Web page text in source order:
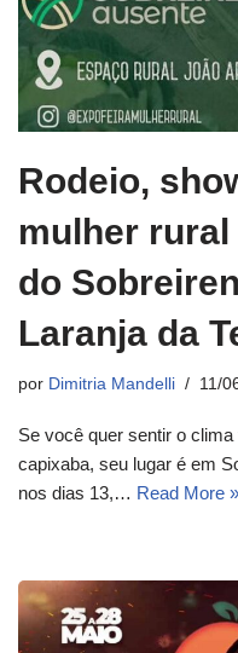
Rodeio,
mulher rural
do
Laranja da
por Dimitria Mandelli 11/
Se você quer sentir o
capixaba, seu lugar é em
nos dias 13,… Read More »